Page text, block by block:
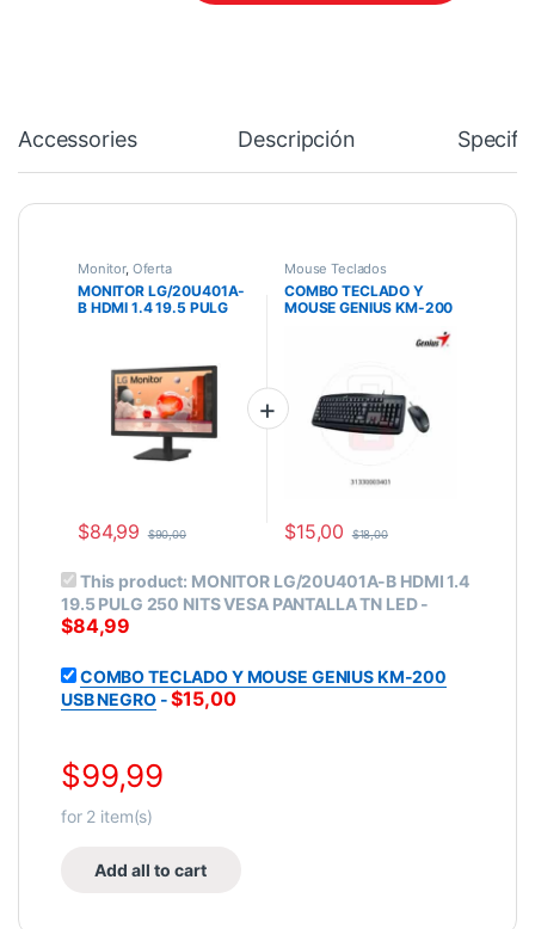
Accessories Descripción
Monitor, Oferta
MONITOR LG/20U401A-
B HDMI 1.4 19.5 PULG
$84,99 $90,00
Mouse Teclados
COMBO TECLADO Y
MOUSE GENIUS KM-200
$15,00 $18,00
This product: MONITOR LG/20U401A-B HDMI 1.4
19.5 PULG 250 NITS VESA PANTALLA TN LED-
$84,99
COMBO TECLADO Y MOUSE GENIUS KM-200
USB NEGRO-$15,00
$99,99
for 2 item(s)
Add all to cart